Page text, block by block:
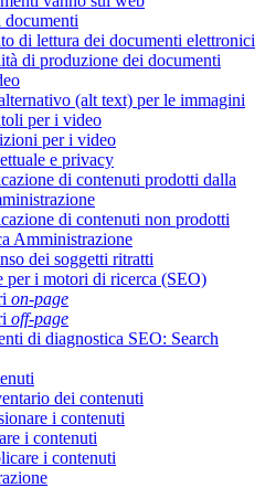
di lettura dei documenti elettronici
di produzione dei documenti
(alt text) per le immagini
per i video
per i video
e privacy
di contenuti prodotti dalla
di contenuti non prodotti
Amministrazione
dei soggetti ritratti
per i motori di ricerca (SEO)
on-page
off-page
di diagnostica SEO: Search
dei contenuti
i contenuti
i contenuti
i contenuti